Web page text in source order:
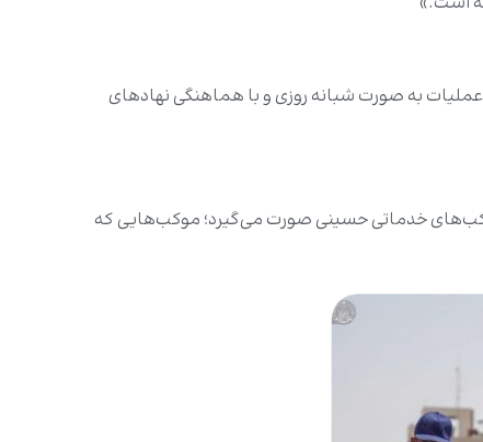
قالب یخ توزیع می‌کنیم. این عملیات به صورت شبانه روزی و با هماهنگی نهادهای
خدماتی حسینی صورت می‌گیرد؛ موکب‌هایی که